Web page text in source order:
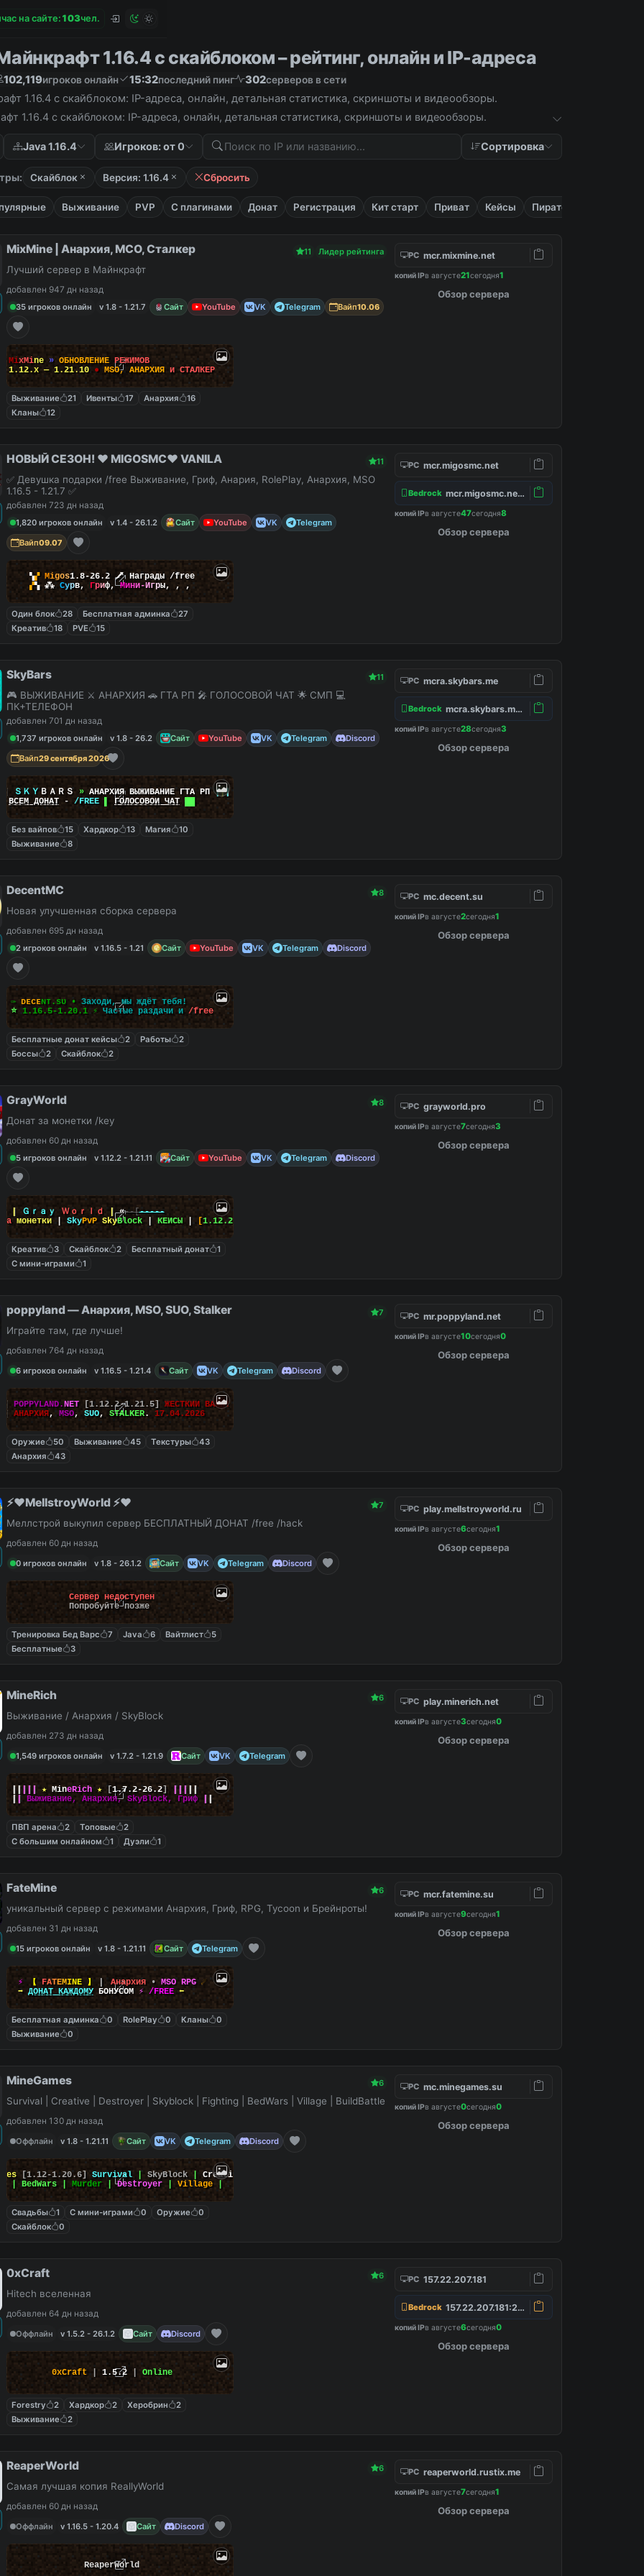
на сайте: 103чел.
1.16.4 с скайблоком – рейтинг, онлайн и IP-адреса
102,119игроков онлайн 15:32последний пинг 302серверов в сети
1.16.4 с скайблоком: IP-адреса, онлайн, детальная статистика, скриншоты и видеообзоры.
1.16.4 с скайблоком: IP-адреса, онлайн, детальная статистика, скриншоты и видеообзоры.
Java 1.16.4 Игроков: от 0 Сортировка
Скайблок Версия: 1.16.4 Сбросить
Выживание PVP С плагинами Донат Регистрация Кит старт Приват Кейсы Пиратские
MixMine | Анархия, МСО, Сталкер 11 Лидер рейтинга
Лучший сервер в Майнкрафт
добавлен 947 дн назад
35 игроков онлайн
v 1.8 - 1.21.7 Сайт YouTube VK Telegram Вайп10.06
MixMine » ОБНОВЛЕНИЕ РЕЖИМОВ
1.12.x — 1.21.10 ● MSO, АНАРХИЯ и СТАЛКЕР
Выживание 21 Ивенты 17 Анархия
16
Кланы
12
PC mcr.mixmine.net
копий IPв августе21сегодня1
Обзор сервера
НОВЫЙ СЕЗОН! ❤️ MIGOSMC❤️ VANILA 11
✅ Девушка подарки /free Выживание, Гриф, Анария, RolePlay, Анархия, MSO
1.16.5 - 1.21.7 ✅
добавлен 723 дн назад
1,820 игроков онлайн
v 1.4 - 26.1.2 Сайт YouTube VK
Telegram
Вайп09.07
▚▞ Migos1.8-26.2 🗡 Награды /free
▞▚ ⁂ Сурв, Гриф,Мини-Игры, , ,
Один блок 28 Бесплатная админка
27
Креатив
18 PVE 15
PC mcr.migosmc.net
Bedrock mcr.migosmc.net:19132
копий IPв августе47сегодня8
Обзор сервера
SkyBars 11
🎮 ВЫЖИВАНИЕ ⚔️ АНАРХИЯ 🚗 ГТА РП 🎤 ГОЛОСОВОЙ ЧАТ 🌟 СМП 💻
ПК+ТЕЛЕФОН
добавлен 701 дн назад
1,737 игроков онлайн
v 1.8 - 26.2 Сайт YouTube VK Telegram
Discord
Вайп29 сентября 2026
ＳＫＹ ＢＡＲＳ » АНАРХИЯ ВЫЖИВАНИЕ ГТА РП|||
ВСЕМ ДОНАТ - /FREE ГОЛОСОВОЙ ЧАТ
Без вайпов 15 Хардкор 13 Магия
10
Выживание
8
PC mcra.skybars.me
Bedrock mcra.skybars.me:19132
копий IPв августе28сегодня3
Обзор сервера
DecentMC 8
Новая улучшенная сборка сервера
добавлен 695 дн назад
2 игроков онлайн
v 1.16.5 - 1.21 Сайт YouTube VK Telegram Discord
✑ ᴅᴇᴄᴇɴᴛ.sᴜ • Заходи, мы ждёт тебя!
⭐ 1.16.5-1.20.1 ⚡ Частые раздачи и /free
Бесплатные донат кейсы 2 Работы
2
Боссы
2 Скайблок 2
PC mc.decent.su
копий IPв августе2сегодня1
Обзор сервера
GrayWorld 8
Донат за монетки /key
добавлен 60 дн назад
5 игроков онлайн
v 1.12.2 - 1.21.11 Сайт YouTube VK Telegram Discord
| Ｇｒａｙ Ｗｏｒｌｄ «--[-----
за монетки SkyPvP SkyBlock | КЕЙСЫ [1.12.2-
Креатив 3 Скайблок 2 Бесплатный донат
1
С мини-играми
1
PC grayworld.pro
копий IPв августе7сегодня3
Обзор сервера
poppyland — Анархия, MSO, SUO, Stalker 7
Играйте там, где лучше!
добавлен 764 дн назад
6 игроков онлайн
v 1.16.5 - 1.21.4 Сайт VK Telegram Discord
POPPYLAND.NET [1.12.2-1.21.5] ЖЕСТКИЙ ВАЙП!
АНАРХИЯ, MSO, SUO, STALKER. 17.04.2026
Оружие 50 Выживание 45 Текстуры
43
Анархия
43
PC mr.poppyland.net
копий IPв августе10сегодня0
Обзор сервера
⚡️❤️MellstroyWorld ⚡️❤️ 7
Меллстрой выкупил сервер БЕСПЛАТНЫЙ ДОНАТ /free /hack
добавлен 60 дн назад
0 игроков онлайн
v 1.8 - 26.1.2 Сайт VK Telegram Discord
Сервер недоступен
Попробуйте позже
Тренировка Бед Варс 7 Java 6 Вайтлист
5
Бесплатные
3
PC play.mellstroyworld.ru
копий IPв августе6сегодня1
Обзор сервера
MineRich 6
Выживание / Анархия / SkyBlock
добавлен 273 дн назад
1,549 игроков онлайн
v 1.7.2 - 1.21.9 Сайт VK Telegram
| | | ★ MineRich★ [1.7.2-26.2] |
Выживание, Анархия, SkyBlock, Гриф
ПВП арена 2 Топовые
2
С большим онлайном
1 Дуэли 1
PC play.minerich.net
копий IPв августе3сегодня0
Обзор сервера
FateMine 6
уникальный сервер с режимами Анархия, Гриф, RPG, Tycoon и Брейнроты!
добавлен 31 дн назад
15 игроков онлайн
v 1.8 - 1.21.11 Сайт Telegram
⚡ 【 FATEMINE 】 Анархия • MSO RPG ☄
➡ ДОНАТ КАЖДОМУ БОНУСОМ ⚡ /FREE ⬅
Бесплатная админка 0 RolePlay 0 Кланы
0
Выживание
0
PC mcr.fatemine.su
копий IPв августе9сегодня1
Обзор сервера
MineGames 6
Survival | Creative | Destroyer | Skyblock | Fighting | BedWars | Village | BuildBattle
добавлен 130 дн назад
Оффлайн
v 1.8 - 1.21.11 Сайт VK Telegram Discord
[1.12-1.20.6] Survival | SkyBlock | Creative
| BedWars | Murder |Destroyer | Village |
Свадьбы 1 С мини-играми 0 Оружие
0
Скайблок
0
PC mc.minegames.su
копий IPв августе0сегодня0
Обзор сервера
0xCraft 6
Hitech вселенная
добавлен 64 дн назад
Оффлайн
v 1.5.2 - 26.1.2 Сайт Discord
0xCraft 1.5.2 Online
Forestry 2 Хардкор 2 Херобрин
2
Выживание
2
PC 157.22.207.181
Bedrock 157.22.207.181:25565
копий IPв августе6сегодня0
Обзор сервера
ReaperWorld 6
Самая лучшая копия ReallyWorld
добавлен 60 дн назад
Оффлайн
v 1.16.5 - 1.20.4 Сайт Discord
ReaperWorld
PC reaperworld.rustix.me
копий IPв августе7сегодня1
Обзор сервера